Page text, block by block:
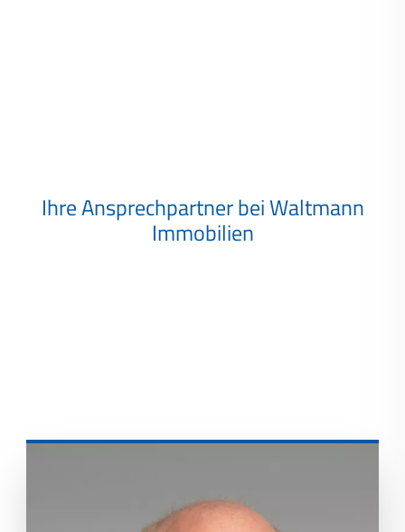
Ihre Ansprechpartner bei Waltmann
Immobilien